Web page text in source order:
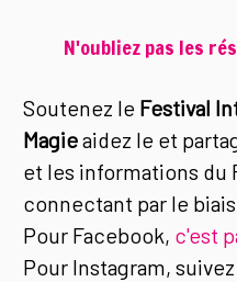
N'oubliez pas les
Soutenez le Festival
Magieaidez le et
et les informations du
connectant par le
Pour Facebook, c'est
Pour Instagram,